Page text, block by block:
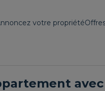
votre propriété